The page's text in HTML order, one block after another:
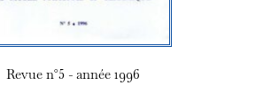
Revue n°5 - année 1996